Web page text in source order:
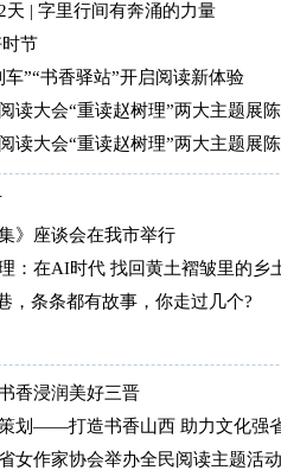
| 字里行间有奔涌的力量
节
”“书香驿站”开启阅读新体验
读大会“重读赵树理”两大主题展
读大会“重读赵树理”两大主题展
》座谈会在我市举行
：在AI时代 找回黄土褶皱里的乡
，条条都有故事，你走过几个?
香浸润美好三晋
策划——打造书香山西 助力文化强
女作家协会举办全民阅读主题活动